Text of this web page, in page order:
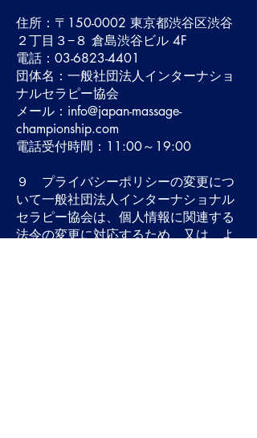
住所：〒150-0002 東京都渋谷区渋谷
２丁目３−８ 倉島渋谷ビル 4F
電話：03-6823-4401
団体名：一般社団法人インターナショ
ナルセラピー協会
メール：info@japan-massage-
championship.com
電話受付時間：11:00～19:00
９ プライバシーポリシーの変更につ
いて一般社団法人インターナショナル
セラピー協会は、個人情報に関連する
法令の変更に対応するため、又は、よ